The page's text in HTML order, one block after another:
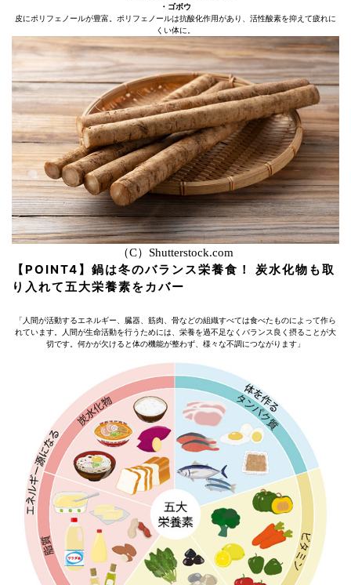
・ゴボウ
皮にポリフェノールが豊富。ポリフェノールは抗酸化作用があり、活性酸素を抑えて疲れに
くい体に。
（C）Shutterstock.com
【POINT4】鍋は冬のバランス栄養食！ 炭水化物も取
り入れて五大栄養素をカバー
「人間が活動するエネルギー、臓器、筋肉、骨などの組織すべては食べたものによって作ら
れています。人間が生命活動を行うためには、栄養を過不足なくバランス良く摂ることが大
切です。何かが欠けると体の機能が整わず、様々な不調につながります」